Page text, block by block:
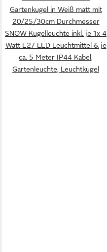
Gartenkugel in Weiß matt mit
20/25/30cm Durchmesser
SNOW Kugelleuchte inkl. je 1x 4
Watt E27 LED Leuchtmittel & je
ca. 5 Meter IP44 Kabel,
Gartenleuchte, Leuchtkugel